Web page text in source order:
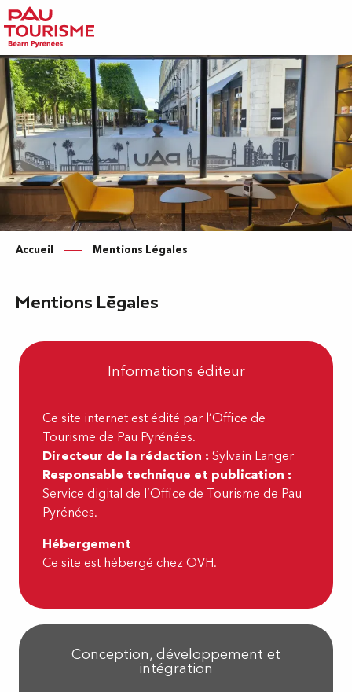
Aller
au
contenu
principal
Accueil Mentions Légales
Mentions Légales
Informations éditeur
Ce site internet est édité par l’Office de
Tourisme de Pau Pyrénées.
Directeur de la rédaction :Sylvain Langer
Responsable technique et publication :
Service digital de l’Office de Tourisme de Pau
Pyrénées.
Hébergement
Ce site est hébergé chez OVH.
Conception, développement et
intégration